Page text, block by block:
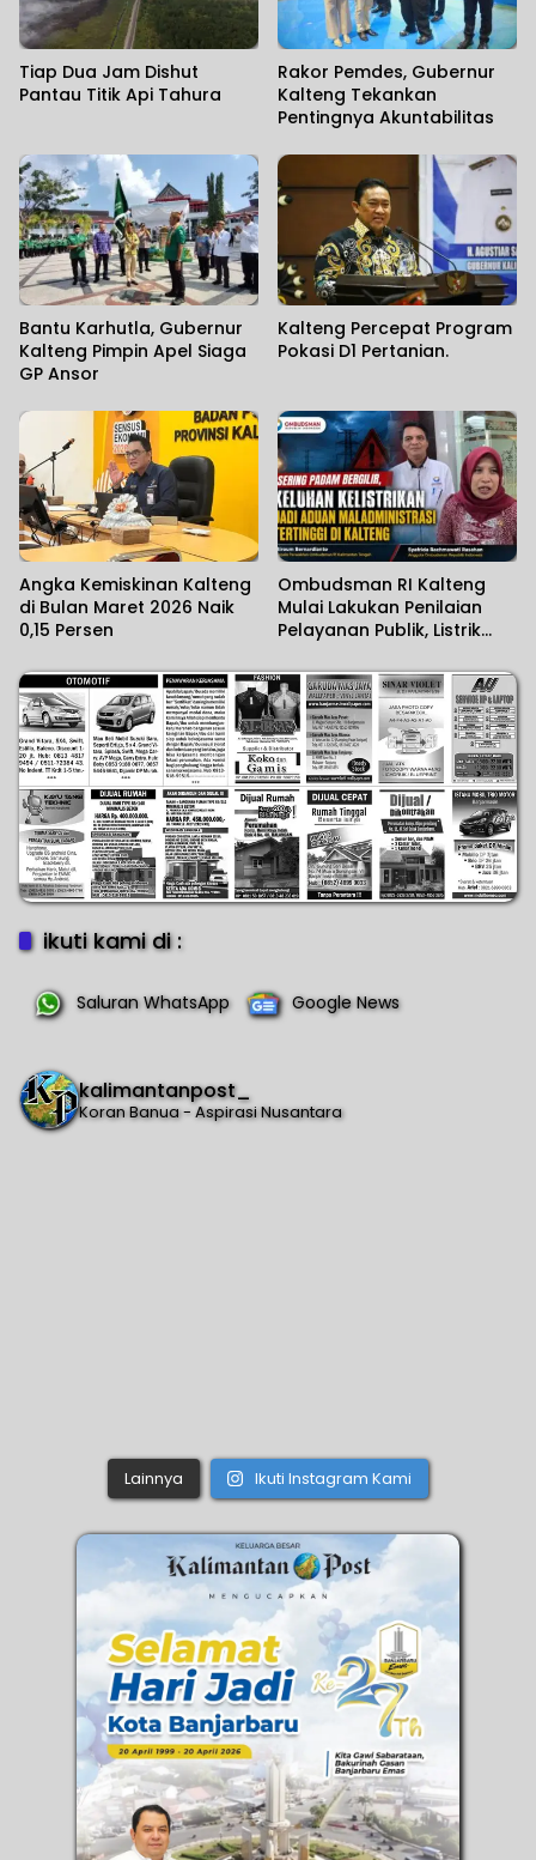
Tiap Dua Jam Dishut
Pantau Titik Api Tahura
Rakor Pemdes, Gubernur
Kalteng Tekankan
Pentingnya Akuntabilitas
Bantu Karhutla, Gubernur
Kalteng Pimpin Apel Siaga
GP Ansor
Kalteng Percepat Program
Pokasi D1 Pertanian.
Angka Kemiskinan Kalteng
di Bulan Maret 2026 Naik
0,15 Persen
Ombudsman RI Kalteng
Mulai Lakukan Penilaian
Pelayanan Publik, Listrik
ikuti kami di :
Saluran WhatsApp Google News
kalimantanpost_
Koran Banua - Aspirasi Nusantara
Lainnya Ikuti Instagram Kami